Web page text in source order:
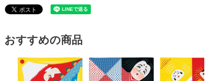
おすすめの商品